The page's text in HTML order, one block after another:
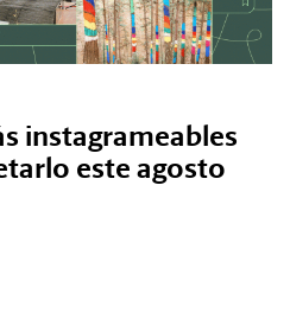
instagrameables
este agosto